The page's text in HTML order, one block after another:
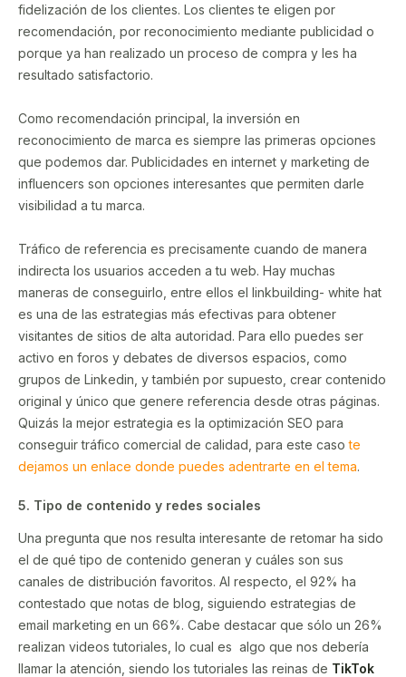
fidelización de los clientes. Los clientes te eligen por
recomendación, por reconocimiento mediante publicidad o
porque ya han realizado un proceso de compra y les ha
resultado satisfactorio.
Como recomendación principal, la inversión en
reconocimiento de marca es siempre las primeras opciones
que podemos dar. Publicidades en internet y marketing de
influencers son opciones interesantes que permiten darle
visibilidad a tu marca.
Tráfico de referencia es precisamente cuando de manera
indirecta los usuarios acceden a tu web. Hay muchas
maneras de conseguirlo, entre ellos el linkbuilding- white hat
es una de las estrategias más efectivas para obtener
visitantes de sitios de alta autoridad. Para ello puedes ser
activo en foros y debates de diversos espacios, como
grupos de Linkedin, y también por supuesto, crear contenido
original y único que genere referencia desde otras páginas.
Quizás la mejor estrategia es la optimización SEO para
conseguir tráfico comercial de calidad, para este casote
dejamos un enlace donde puedes adentrarte en el tema.
5. Tipo de contenido y redes sociales
Una pregunta que nos resulta interesante de retomar ha sido
el de qué tipo de contenido generan y cuáles son sus
canales de distribución favoritos. Al respecto, el 92% ha
contestado que notas de blog, siguiendo estrategias de
email marketing en un 66%. Cabe destacar que sólo un 26%
realizan videos tutoriales, lo cual es algo que nos debería
llamar la atención, siendo los tutoriales las reinas de TikTok